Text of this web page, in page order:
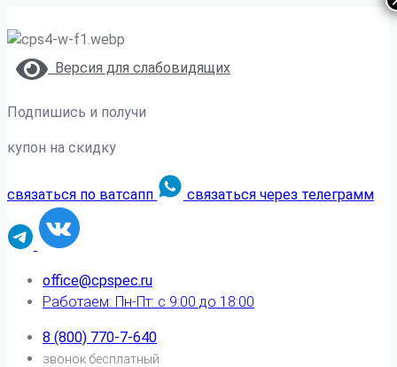
Версия для слабовидящих
Подпишись и получи
купон на скидку
связаться по ватсапп связаться через телеграмм
office@cpspec.ru
Работаем: Пн-Пт: с 9:00 до 18:00
8 (800) 770-7-640
звонок бесплатный